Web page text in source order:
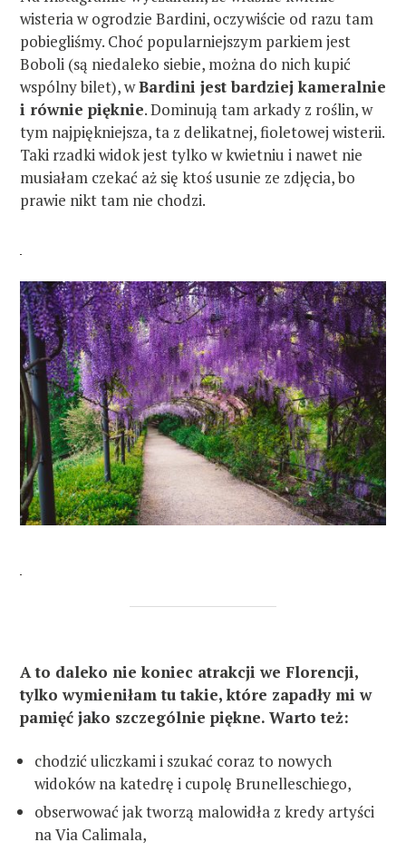
wisteria w ogrodzie Bardini, oczywiście od razu tam
pobiegliśmy. Choć popularniejszym parkiem jest
Boboli (są niedaleko siebie, można do nich kupić
wspólny bilet), wBardini jest bardziej kameralnie
i równie pięknie. Dominują tam arkady z roślin, w
tym najpiękniejsza, ta z delikatnej, fioletowej wisterii.
Taki rzadki widok jest tylko w kwietniu i nawet nie
musiałam czekać aż się ktoś usunie ze zdjęcia, bo
prawie nikt tam nie chodzi.
A to daleko nie koniec atrakcji we Florencji,
tylko wymieniłam tu takie, które zapadły mi w
pamięć jako szczególnie piękne. Warto też:
chodzić uliczkami i szukać coraz to nowych
widoków na katedrę i cupolę Brunelleschiego,
obserwować jak tworzą malowidła z kredy artyści
na Via Calimala,